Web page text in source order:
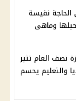
نفيسة
وماهى
نصف العام تثير
والتعليم يحسم